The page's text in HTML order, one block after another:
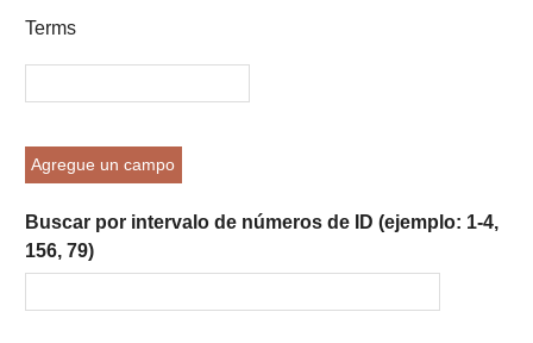
por
un
campo
Terms
Agregue un campo
Buscar por intervalo de números de ID (ejemplo: 1-4,
156, 79)